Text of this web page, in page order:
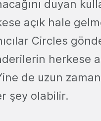
duyan
açık hale
Circles
herkese
de uzun
şey olabilir.